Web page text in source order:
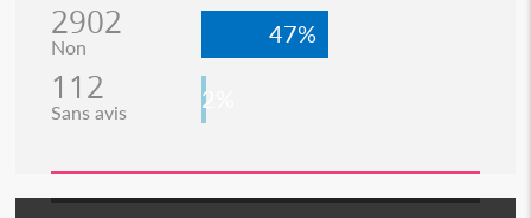
2902
Non 47%
112
Sans avis 2%